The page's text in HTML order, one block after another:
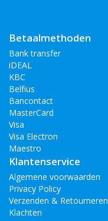
Betaalmethoden
Bank transfer
iDEAL
KBC
Belfius
Bancontact
MasterCard
Visa
Visa Electron
Maestro
Klantenservice
Algemene voorwaarden
Privacy Policy
Verzenden & Retourneren
Klachten